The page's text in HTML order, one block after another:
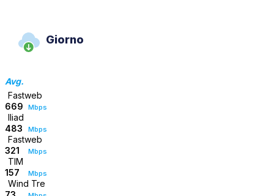
Giorno
Avg.
Fastweb
669
Mbps
Iliad
483
Mbps
Fastweb
321
Mbps
TIM
157
Mbps
Wind Tre